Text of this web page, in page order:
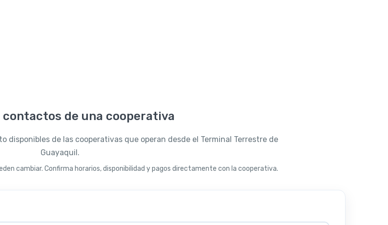
contactos de una cooperativa
disponibles de las cooperativas que operan desde el Terminal Terrestre de
Guayaquil.
cambiar. Confirma horarios, disponibilidad y pagos directamente con la cooperativa.